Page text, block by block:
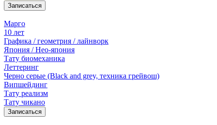
Записаться
Марго
10 лет
Графика / геометрия / лайнворк
Япония / Нео-япония
Тату биомеханика
Леттеринг
Черно серые (Black and grey, техника грейвош)
Випшейдинг
Тату реализм
Тату чикано
Записаться